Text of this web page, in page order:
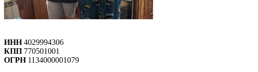
ИНН4029994306
КПП 770501001
ОГРН1134000001079